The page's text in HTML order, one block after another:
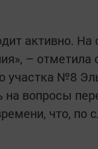
активно.
– отметила
участка №8
вопросы
что, по